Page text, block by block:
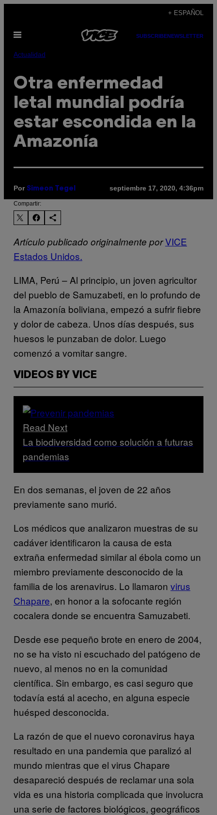
contenido
+ ESPAÑOL
Abrir
SUBSCRIBENEWSLETTER
Actualidad
Otra enfermedad
letal mundial podría
estar escondida en la
Amazonía
Por Simeon Tegel septiembre 17, 2020, 4:36pm
Compartir:
Artículo publicado originalmente porVICE
Estados Unidos.
LIMA, Perú – Al principio, un joven agricultor
del pueblo de Samuzabeti, en lo profundo de
la Amazonía boliviana, empezó a sufrir fiebre
y dolor de cabeza. Unos días después, sus
huesos le punzaban de dolor. Luego
comenzó a vomitar sangre.
VIDEOS BY VICE
Read Next
La biodiversidad como solución a futuras
pandemias
En dos semanas, el joven de 22 años
previamente sano murió.
Los médicos que analizaron muestras de su
cadáver identificaron la causa de esta
extraña enfermedad similar al ébola como un
miembro previamente desconocido de la
familia de los arenavirus. Lo llamaron virus
Chapare, en honor a la sofocante región
cocalera donde se encuentra Samuzabeti.
Desde ese pequeño brote en enero de 2004,
no se ha visto ni escuchado del patógeno de
nuevo, al menos no en la comunidad
científica. Sin embargo, es casi seguro que
todavía está al acecho, en alguna especie
huésped desconocida.
La razón de que el nuevo coronavirus haya
resultado en una pandemia que paralizó al
mundo mientras que el virus Chapare
desapareció después de reclamar una sola
vida es una historia complicada que involucra
una serie de factores biológicos, geográficos